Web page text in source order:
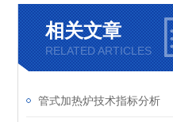
相关文章
RELATED ARTICLES
管式加热炉技术指标分析